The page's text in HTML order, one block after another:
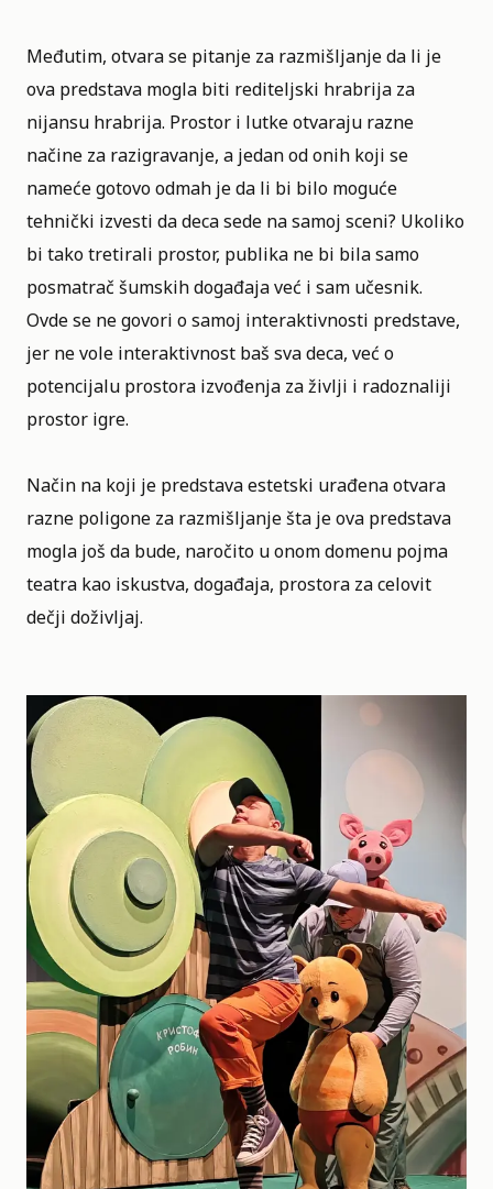
Međutim, otvara se pitanje za razmišljanje da li je
ova predstava mogla biti rediteljski hrabrija za
nijansu hrabrija. Prostor i lutke otvaraju razne
načine za razigravanje, a jedan od onih koji se
nameće gotovo odmah je da li bi bilo moguće
tehnički izvesti da deca sede na samoj sceni? Ukoliko
bi tako tretirali prostor, publika ne bi bila samo
posmatrač šumskih događaja već i sam učesnik.
Ovde se ne govori o samoj interaktivnosti predstave,
jer ne vole interaktivnost baš sva deca, već o
potencijalu prostora izvođenja za življi i radoznaliji
prostor igre.
Način na koji je predstava estetski urađena otvara
razne poligone za razmišljanje šta je ova predstava
mogla još da bude, naročito u onom domenu pojma
teatra kao iskustva, događaja, prostora za celovit
dečji doživljaj.